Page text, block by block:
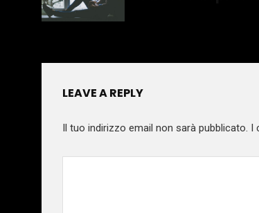
LEAVE A REPLY
Il tuo indirizzo email non sarà pubblicato. I